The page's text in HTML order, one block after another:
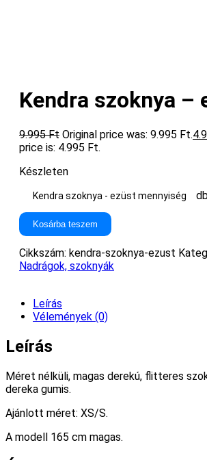
Kendra szoknya –
9.995Ft Original price was: 9.995 Ft.
price is: 4.995 Ft.
Készleten
Kendra szoknya - ezüst mennyiség
Kosárba teszem
Cikkszám: kendra-szoknya-ezust
Nadrágok, szoknyák
Leírás
Vélemények (0)
Leírás
Méret nélküli, magas derekú, flitteres
dereka gumis.
Ajánlott méret: XS/S.
A modell 165 cm magas.